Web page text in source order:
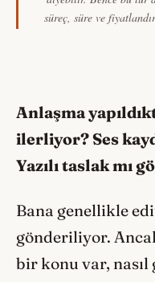
süreç, süre ve
Anlaşma
ilerliyor? Ses
Yazılı taslak mı
Bana genellikle
gönderiliyor.
bir konu var, nasıl